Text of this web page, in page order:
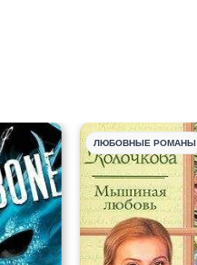
ЛЮБОВНЫЕ РОМАНЫ